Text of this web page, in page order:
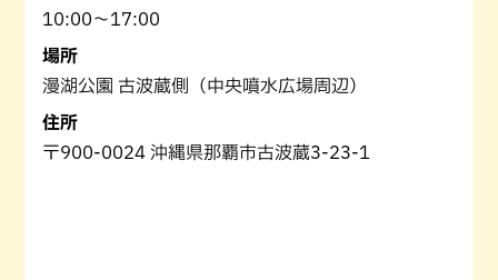
10:00～17:00
場所
漫湖公園 古波蔵側（中央噴水広場周辺）
住所
〒900-0024 沖縄県那覇市古波蔵3-23-1